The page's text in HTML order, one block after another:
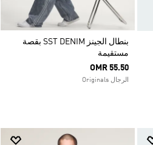
بنطال الجينز SST DENIM بقصة
مستقيمة
OMR 55.50
الرجال Originals